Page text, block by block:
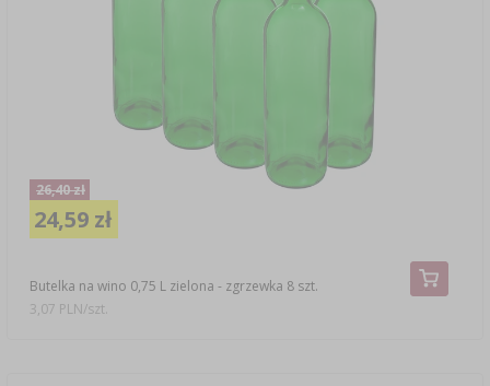
Butelka na wino 0,75 L zielona - zgrzewka 8 szt.
26,40 zł
24,59 zł
3,07 PLN/szt.